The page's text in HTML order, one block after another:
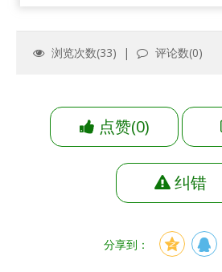
浏览次数(33) | 评论数(0)
点赞(0)
纠错
分享到：